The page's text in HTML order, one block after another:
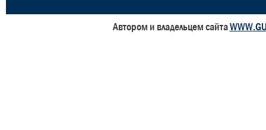
Автором и владельцем сайта